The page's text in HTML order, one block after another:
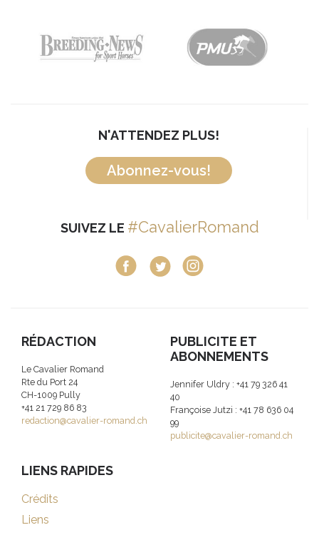
N'ATTENDEZ PLUS!
Abonnez-vous!
SUIVEZ LE #CavalierRomand
RÉDACTION
Le Cavalier Romand
Rte du Port 24
CH-1009 Pully
+41 21 729 86 83
redaction@cavalier-romand.ch
PUBLICITE ET
ABONNEMENTS
Jennifer Uldry : +41 79 326 41
40
Françoise Jutzi : +41 78 636 04
99
publicite@cavalier-romand.ch
LIENS RAPIDES
Crédits
Liens